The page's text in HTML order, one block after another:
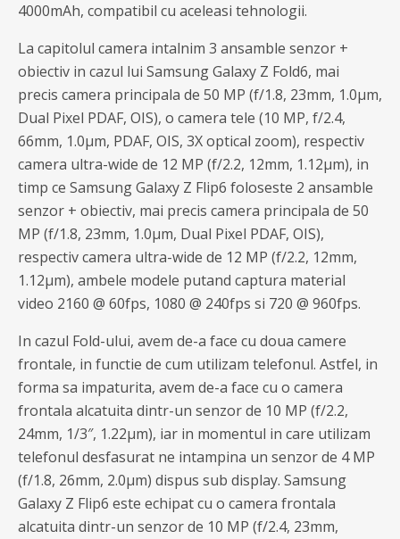
4000mAh, compatibil cu aceleasi tehnologii.
La capitolul camera intalnim 3 ansamble senzor +
obiectiv in cazul lui Samsung Galaxy Z Fold6, mai
precis camera principala de 50 MP (f/1.8, 23mm, 1.0µm,
Dual Pixel PDAF, OIS), o camera tele (10 MP, f/2.4,
66mm, 1.0µm, PDAF, OIS, 3X optical zoom), respectiv
camera ultra-wide de 12 MP (f/2.2, 12mm, 1.12µm), in
timp ce Samsung Galaxy Z Flip6 foloseste 2 ansamble
senzor + obiectiv, mai precis camera principala de 50
MP (f/1.8, 23mm, 1.0µm, Dual Pixel PDAF, OIS),
respectiv camera ultra-wide de 12 MP (f/2.2, 12mm,
1.12µm), ambele modele putand captura material
video 2160 @ 60fps, 1080 @ 240fps si 720 @ 960fps.
In cazul Fold-ului, avem de-a face cu doua camere
frontale, in functie de cum utilizam telefonul. Astfel, in
forma sa impaturita, avem de-a face cu o camera
frontala alcatuita dintr-un senzor de 10 MP (f/2.2,
24mm, 1/3″, 1.22µm), iar in momentul in care utilizam
telefonul desfasurat ne intampina un senzor de 4 MP
(f/1.8, 26mm, 2.0µm) dispus sub display. Samsung
Galaxy Z Flip6 este echipat cu o camera frontala
alcatuita dintr-un senzor de 10 MP (f/2.4, 23mm,